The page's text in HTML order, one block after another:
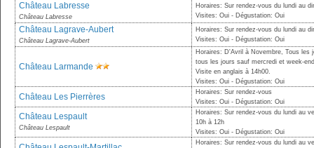
Château Labresse
Château Labresse
Horaires: Sur rendez-vous du lundi au
Visites: Oui - Dégustation: Oui
Château Lagrave-Aubert
Château Lagrave-Aubert
Horaires: Sur rendez-vous du lundi au
Visites: Oui - Dégustation: Oui
Château Larmande
Horaires: D'Avril à Novembre, Tous les
tous les jours sauf mercredi et week-
Visite en anglais à 14h00.
Visites: Oui - Dégustation: Oui
Château Les Pierrères
Horaires: Sur rendez-vous
Visites: Oui - Dégustation: Oui
Château Lespault
Château Lespault
Horaires: Sur rendez-vous du lundi au
10h à 12h
Visites: Oui - Dégustation: Oui
Horaires: Sur rendez-vous du lundi au